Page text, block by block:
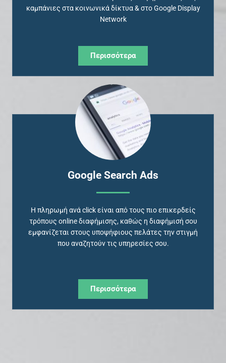
καμπάνιες στα κοινωνικά δίκτυα & στο Google Display
Network
Περισσότερα
Google Search Ads
Η πληρωμή ανά click είναι από τους πιο επικερδείς
τρόπους online διαφήμισης, καθώς η διαφήμισή σου
εμφανίζεται στους υποψήφιους πελάτες την στιγμή
που αναζητούν τις υπηρεσίες σου.
Περισσότερα